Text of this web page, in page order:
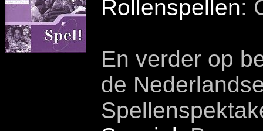
Rollenspellen:
En verder op
de